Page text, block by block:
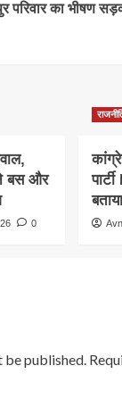
परिवार का भीषण
बस और
0
be published.